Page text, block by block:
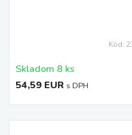
Kód:
Skladom 8 ks
54,59 EUR s DPH